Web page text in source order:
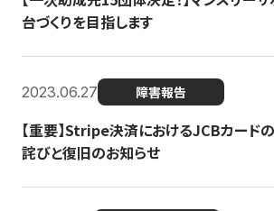
台づくりを目指します
2023.06.27 障害報告
【重要】Stripe決済におけるJCBカード
詫びと復旧のお知らせ